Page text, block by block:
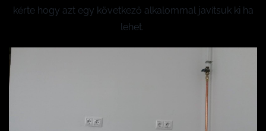
kérte hogy azt egy következő alkalommal javítsuk ki ha
lehet.